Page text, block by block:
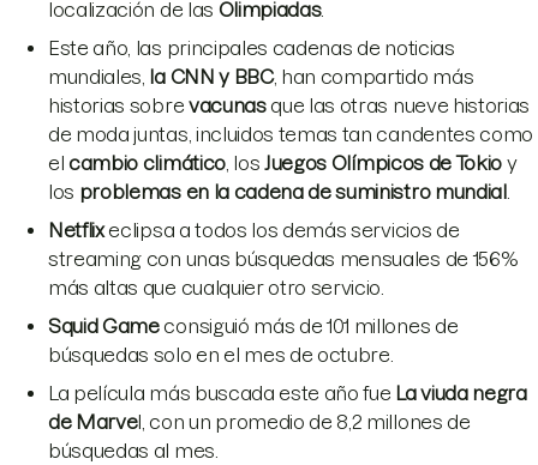
localización de las Olimpiadas.
Este año, las principales cadenas de noticias
mundiales, la CNN y BBC, han compartido más
historias sobre vacunasque las otras nueve historias
de moda juntas, incluidos temas tan candentes como
el cambio climático, losJuegos Olímpicos de Tokio y
los problemas en la cadena de suministro mundial.
Netflixeclipsa a todos los demás servicios de
streaming con unas búsquedas mensuales de 156%
más altas que cualquier otro servicio.
Squid Gameconsiguió más de 101 millones de
búsquedas solo en el mes de octubre.
La película más buscada este año fue La viuda negra
de Marvel, con un promedio de 8,2 millones de
búsquedas al mes.